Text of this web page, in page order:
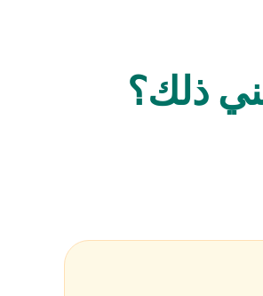
ذلك؟